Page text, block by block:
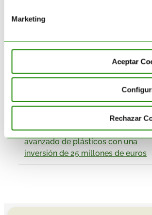
Marketing
Aceptar
Rechazar
para empresas
Economía circular: sostenibilidad y
competitividad
Reglamento UE 2025/40 (PPWR):
cómo afecta a la normativa de
envases española (RD1055/2022)
Acteco impulsa en Almansa una
planta integral de reciclaje
avanzado de plásticos con una
inversión de 25 millones de euros